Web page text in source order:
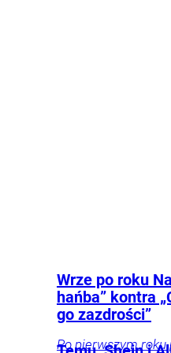
Wrze po roku
hańba” kontra
go zazdrości”
Po pierwszym roku